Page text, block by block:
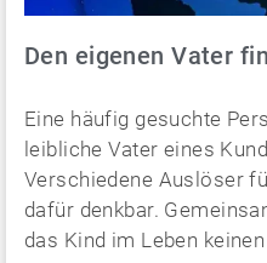
Den eigenen Vater
Eine häufig gesuchte
leibliche Vater eines
Verschiedene Auslöser
dafür denkbar.
das Kind im Leben